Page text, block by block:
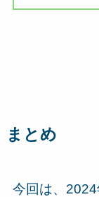
まとめ
今回は、